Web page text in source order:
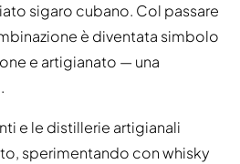
sigaro cubano. Col passare
è diventata simbolo
e artigianato — una
e le distillerie artigianali
sperimentando con whisky